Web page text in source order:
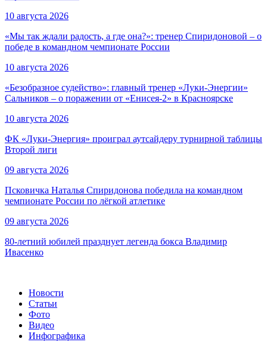
10 августа 2026
«Мы так ждали радость, а где она?»: тренер Спиридоновой – о
победе в командном чемпионате России
10 августа 2026
«Безобразное судейство»: главный тренер «Луки-Энергии»
Сальников – о поражении от «Енисея-2» в Красноярске
10 августа 2026
ФК «Луки-Энергия» проиграл аутсайдеру турнирной таблицы
Второй лиги
09 августа 2026
Псковичка Наталья Спиридонова победила на командном
чемпионате России по лёгкой атлетике
09 августа 2026
80-летний юбилей празднует легенда бокса Владимир
Ивасенко
Новости
Статьи
Фото
Видео
Инфографика